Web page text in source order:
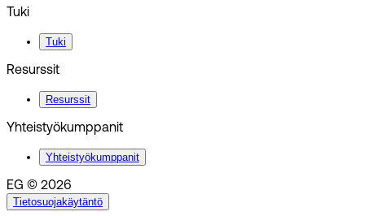
Tuki
Tuki
Resurssit
Resurssit
Yhteistyökumppanit
Yhteistyökumppanit
EG © 2026
Tietosuojakäytäntö